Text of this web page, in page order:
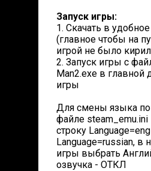
Запуск игры:
1. Скачать в
(главное чтобы на
игрой не было
2. Запуск игры с
Man2.exe в главной
игры
Для смены языка по
файле steam_emu.ini
строку
Language=russian, в
игры выбрать
озвучка - ОТКЛ